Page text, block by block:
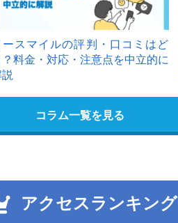
ースマイルの評判・口コミはど
？料金・対応・注意点を中立的に
コラム一覧を見る
アクセスランキング